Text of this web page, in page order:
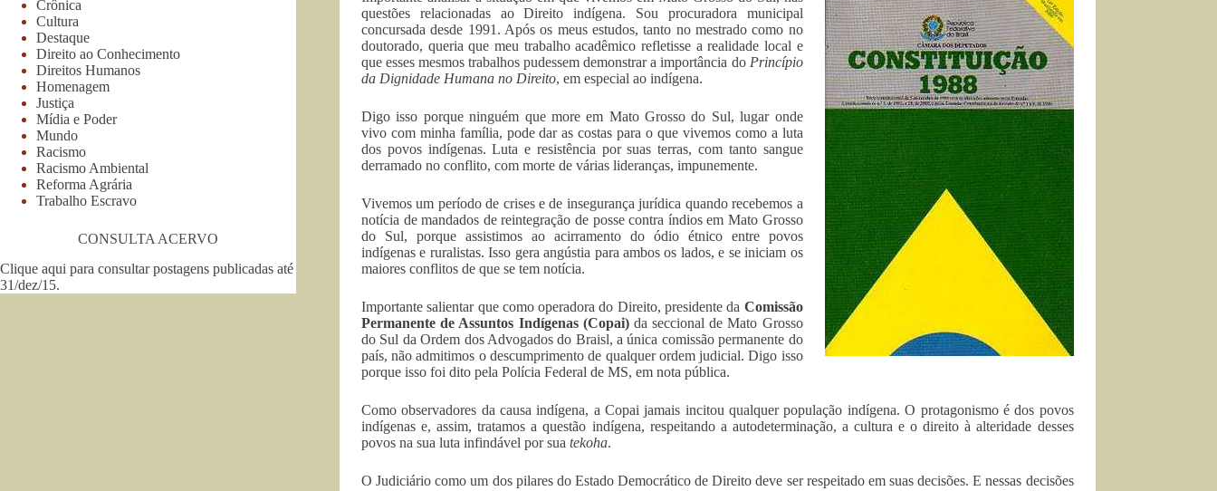
questões relacionadas ao Direito indígena. Sou procuradora municipal
concursada desde 1991. Após os meus estudos, tanto no mestrado como no
doutorado, queria que meu trabalho acadêmico refletisse a realidade local e
que esses mesmos trabalhos pudessem demonstrar a importância do Princípio
da Dignidade Humana no Direito, em especial ao indígena.
Digo isso porque ninguém que more em Mato Grosso do Sul, lugar onde
vivo com minha família, pode dar as costas para o que vivemos como a luta
dos povos indígenas. Luta e resistência por suas terras, com tanto sangue
derramado no conflito, com morte de várias lideranças, impunemente.
Vivemos um período de crises e de insegurança jurídica quando recebemos a
notícia de mandados de reintegração de posse contra índios em Mato Grosso
do Sul, porque assistimos ao acirramento do ódio étnico entre povos
indígenas e ruralistas. Isso gera angústia para ambos os lados, e se iniciam os
maiores conflitos de que se tem notícia.
Importante salientar que como operadora do Direito, presidente da Comissão
Permanente de Assuntos Indígenas (Copai)da seccional de Mato Grosso
do Sul da Ordem dos Advogados do Braisl, a única comissão permanente do
país, não admitimos o descumprimento de qualquer ordem judicial. Digo isso
porque isso foi dito pela Polícia Federal de MS, em nota pública.
Como observadores da causa indígena, a Copai jamais incitou qualquer população indígena. O protagonismo é dos povos
indígenas e, assim, tratamos a questão indígena, respeitando a autodeterminação, a cultura e o direito à alteridade desses
povos na sua luta infindável por sua tekoha.
O Judiciário como um dos pilares do Estado Democrático de Direito deve ser respeitado em suas decisões. E nessas decisões
Crônica
Cultura
Destaque
Direito ao Conhecimento
Direitos Humanos
Homenagem
Justiça
Mídia e Poder
Mundo
Racismo
Racismo Ambiental
Reforma Agrária
Trabalho Escravo
CONSULTA ACERVO
Clique aqui para consultar postagens publicadas até
31/dez/15.